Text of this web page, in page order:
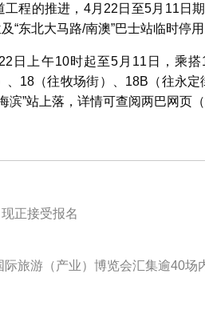
程的推进，4月22日至5月11日
东北大马路/南澳”巴士站临时停用
日上午10时起至5月11日，乘搭
18（往牧场街）、18B（往永
滨”站上落，详情可查阅两巴网页（
正接受报名
际旅游（产业）博览会汇集逾40场